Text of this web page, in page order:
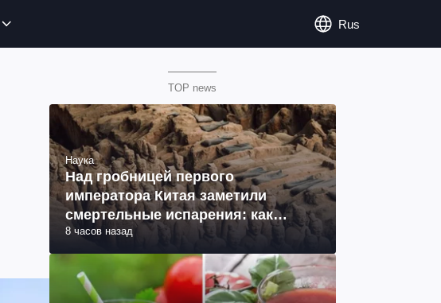
Rus
TOP news
Наука
Над гробницей первого
императора Китая заметили
смертельные испарения: как
образовались (фото)
8 часов назад